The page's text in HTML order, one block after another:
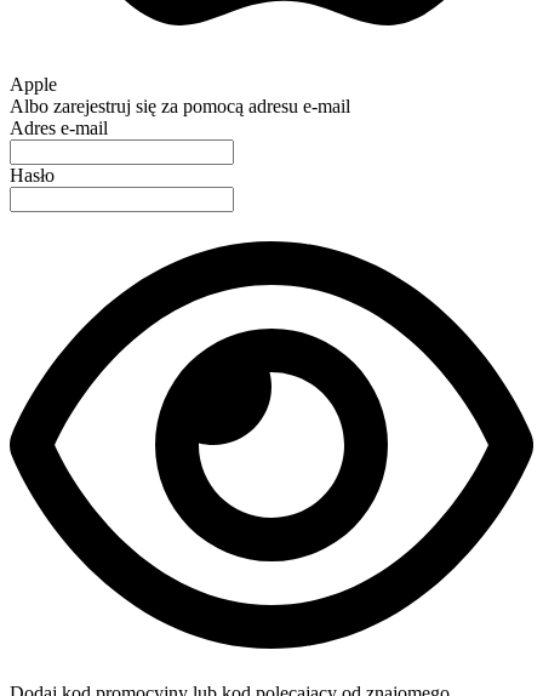
Apple
Albo zarejestruj się za pomocą adresu e-mail
Adres e-mail
Hasło